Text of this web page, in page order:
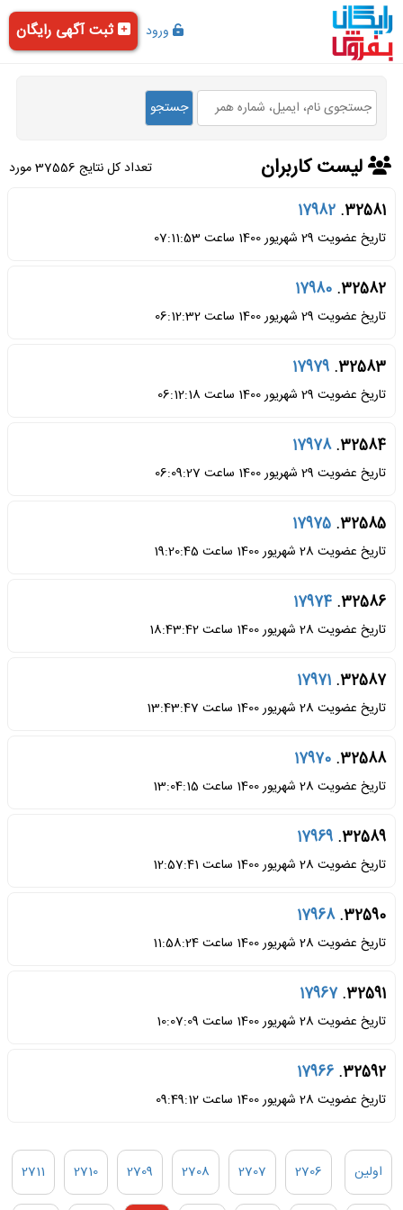
ورود ثبت آگهی رایگان
لیست کاربران تعداد کل نتایج 37556 مورد
32581.
17982
تاریخ عضویت 29 شهریور 1400 ساعت 07:11:53
32582.
17980
تاریخ عضویت 29 شهریور 1400 ساعت 06:12:32
32583.
17979
تاریخ عضویت 29 شهریور 1400 ساعت 06:12:18
32584.
17978
تاریخ عضویت 29 شهریور 1400 ساعت 06:09:27
32585.
17975
تاریخ عضویت 28 شهریور 1400 ساعت 19:20:45
32586.
17974
تاریخ عضویت 28 شهریور 1400 ساعت 18:43:42
32587.
17971
تاریخ عضویت 28 شهریور 1400 ساعت 13:43:47
32588.
17970
تاریخ عضویت 28 شهریور 1400 ساعت 13:04:15
32589.
17969
تاریخ عضویت 28 شهریور 1400 ساعت 12:57:41
32590.
17968
تاریخ عضویت 28 شهریور 1400 ساعت 11:58:24
32591.
17967
تاریخ عضویت 28 شهریور 1400 ساعت 10:07:09
32592.
17966
تاریخ عضویت 28 شهریور 1400 ساعت 09:49:12
اولین 2706
2707
2708
2709
2710
2711